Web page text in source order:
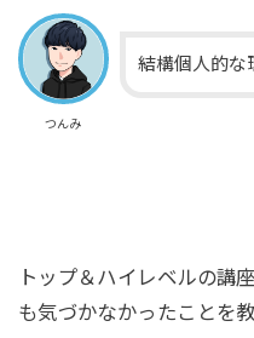
つんみ
結構個人的な
トップ＆ハイレベルの講
も気づかなかったことを教